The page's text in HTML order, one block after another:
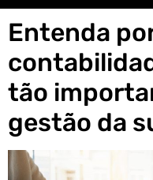
Entenda
tão
gestão da